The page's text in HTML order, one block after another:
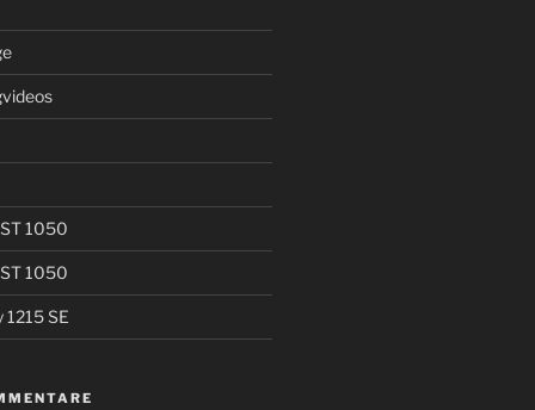
1050
1050
1215 SE